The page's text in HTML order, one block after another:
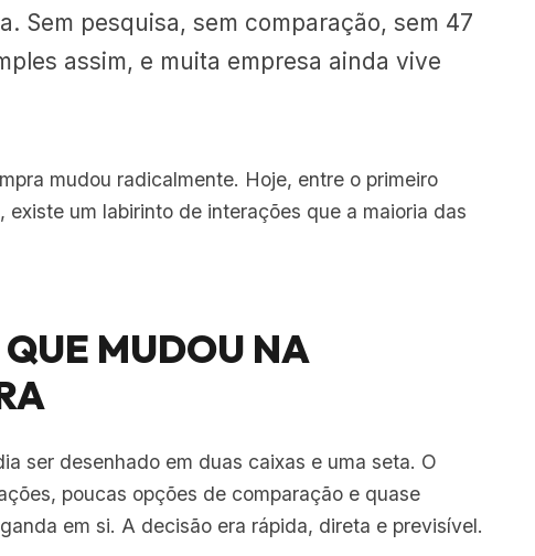
Sem pesquisa, sem comparação, sem 47
assim, e muita empresa ainda vive
mudou radicalmente. Hoje, entre o primeiro
um labirinto de interações que a maioria das
MUDOU NA
ser desenhado em duas caixas e uma seta. O
poucas opções de comparação e quase
em si. A decisão era rápida, direta e previsível.